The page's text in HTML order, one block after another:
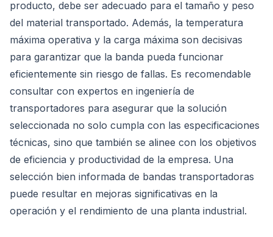
producto, debe ser adecuado para el tamaño y peso
del material transportado. Además, la temperatura
máxima operativa y la carga máxima son decisivas
para garantizar que la banda pueda funcionar
eficientemente sin riesgo de fallas. Es recomendable
consultar con expertos en ingeniería de
transportadores para asegurar que la solución
seleccionada no solo cumpla con las especificaciones
técnicas, sino que también se alinee con los objetivos
de eficiencia y productividad de la empresa. Una
selección bien informada de bandas transportadoras
puede resultar en mejoras significativas en la
operación y el rendimiento de una planta industrial.